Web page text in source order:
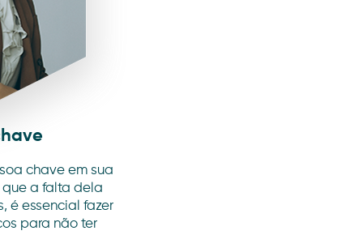
chave em sua
a falta dela
é essencial fazer
para não ter